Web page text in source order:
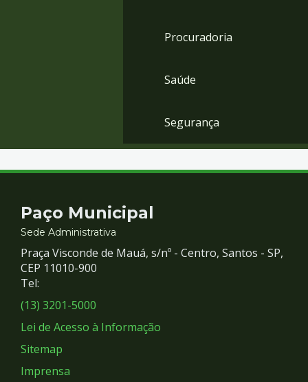
Procuradoria
Saúde
Segurança
Contato
e
Redes
Sociais
Paço Municipal
Sede Administrativa
Praça Visconde de Mauá, s/nº - Centro, Santos - SP,
CEP 11010-900
Tel:
(13) 3201-5000
Lei de Acesso à Informação
Sitemap
Imprensa